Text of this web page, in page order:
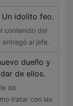
idolito feo.
contenido del
entregó al jefe.
dueño y
de ellos.
da
tratar con las